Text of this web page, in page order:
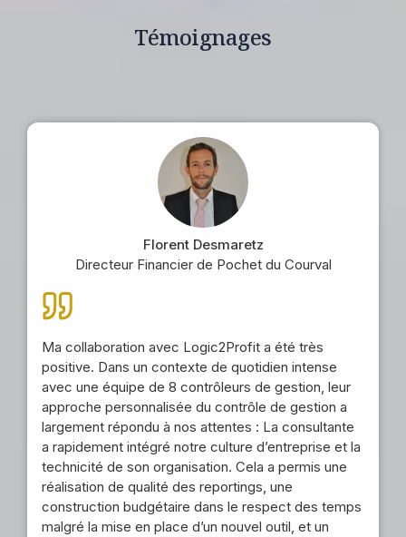
Témoignages
Florent Desmaretz
Directeur Financier de Pochet du Courval
Ma collaboration avec Logic2Profit a été très
positive. Dans un contexte de quotidien intense
avec une équipe de 8 contrôleurs de gestion, leur
approche personnalisée du contrôle de gestion a
largement répondu à nos attentes : La consultante
a rapidement intégré notre culture d’entreprise et la
technicité de son organisation. Cela a permis une
réalisation de qualité des reportings, une
construction budgétaire dans le respect des temps
malgré la mise en place d’un nouvel outil, et un